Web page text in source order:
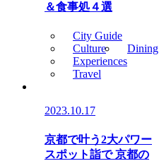
＆食事処４選
City Guide
Culture
Dining
Experiences
Travel
2023.10.17
京都で叶う2大パワー
スポット詣で 京都の